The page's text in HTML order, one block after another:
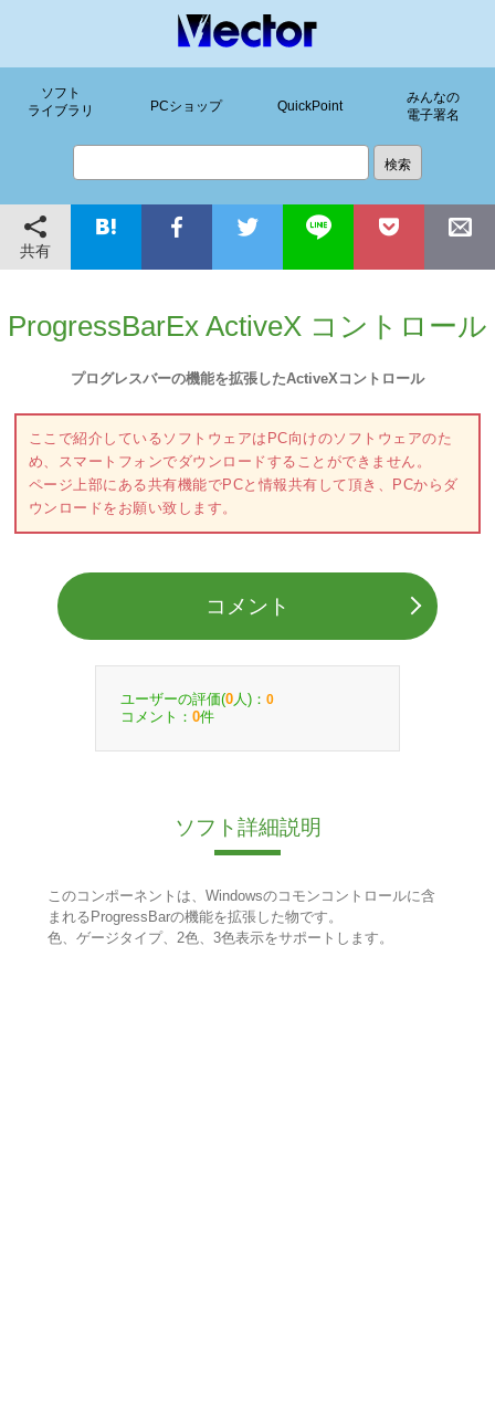
ソフト
ライブラリ
PCショップ QuickPoint
みんなの
電子署名
共有
ProgressBarEx ActiveX コントロール
プログレスバーの機能を拡張したActiveXコントロール
ここで紹介しているソフトウェアはPC向けのソフトウェアのた
め、スマートフォンでダウンロードすることができません。
ページ上部にある共有機能でPCと情報共有して頂き、PCからダ
ウンロードをお願い致します。
コメント
ユーザーの評価(0 人)： 0
コメント： 0件
ソフト詳細説明
このコンポーネントは、Windowsのコモンコントロールに含
まれるProgressBarの機能を拡張した物です。
色、ゲージタイプ、2色、3色表示をサポートします。